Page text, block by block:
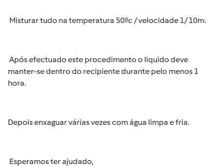
Misturar tudo na temperatura 50ºc / velocidade 1/ 10m.
Após efectuado este procedimento o liquido deve
manter-se dentro do recipiente durante pelo menos 1
hora.
Depois enxaguar várias vezes com água limpa e fria.
Esperamos ter ajudado,